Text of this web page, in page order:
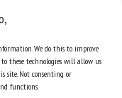
We do this to improve
to these technologies will allow us
site. Not consenting or
functions.(Australia)